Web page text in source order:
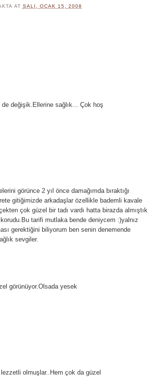
AT SALI, OCAK 15, 2008
değişik.Ellerine sağlık... Çok hoş
görünce 2 yıl önce damağımda bıraktığı
gitiğimizde arkadaşlar özellikle bademli kavale
çok güzel bir tadı vardı hatta birazda almıştık
tarifi mutlaka bende deniycem :)yalnız
gerektiğini biliyorum ben senin denemende
sevgiler.
görünüyor.Olsada yesek
olmuşlar..Hem çok da güzel